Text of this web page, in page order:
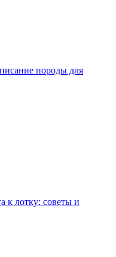
породы для
к лотку: советы и